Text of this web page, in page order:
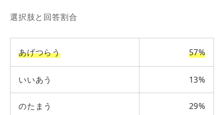
選択肢と回答割合
あげつらう 57%
いいあう 13%
のたまう 29%